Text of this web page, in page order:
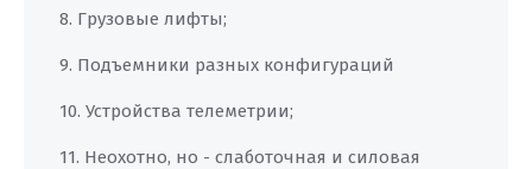
8. Грузовые лифты;
9. Подъемники разных конфигураций
10. Устройства телеметрии;
11. Неохотно, но - слаботочная и силовая